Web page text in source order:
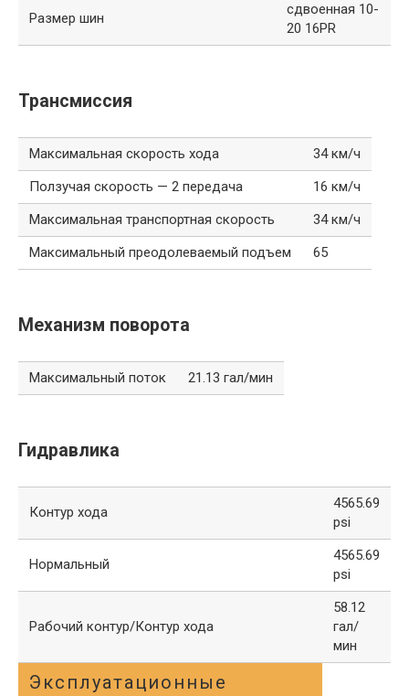
Размер шин
сдвоенная 10-
20 16PR
Трансмиссия
Максимальная скорость хода
34 км/ч
Ползучая скорость — 2 передача
16 км/ч
Максимальная транспортная скорость
34 км/ч
Максимальный преодолеваемый подъем
65
Механизм поворота
Максимальный поток 21.13 гал/мин
Гидравлика
Контур хода
4565.69
psi
Нормальный
4565.69
psi
Рабочий контур/Контур хода
58.12
гал/
мин
Эксплуатационные